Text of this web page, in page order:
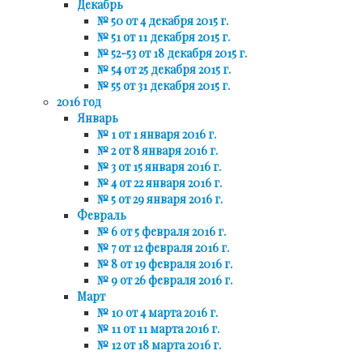
Декабрь
№ 50 от 4 декабря 2015 г.
№ 51 от 11 декабря 2015 г.
№ 52-53 от 18 декабря 2015 г.
№ 54 от 25 декабря 2015 г.
№ 55 от 31 декабря 2015 г.
2016 год
Январь
№ 1 от 1 января 2016 г.
№ 2 от 8 января 2016 г.
№ 3 от 15 января 2016 г.
№ 4 от 22 января 2016 г.
№ 5 от 29 января 2016 г.
Февраль
№ 6 от 5 февраля 2016 г.
№ 7 от 12 февраля 2016 г.
№ 8 от 19 февраля 2016 г.
№ 9 от 26 февраля 2016 г.
Март
№ 10 от 4 марта 2016 г.
№ 11 от 11 марта 2016 г.
№ 12 от 18 марта 2016 г.